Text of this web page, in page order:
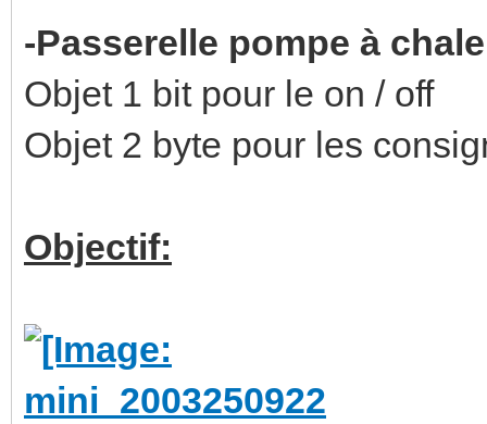
-Passerelle pompe à
Objet 1 bit pour le on / off
Objet 2 byte pour les
Objectif: